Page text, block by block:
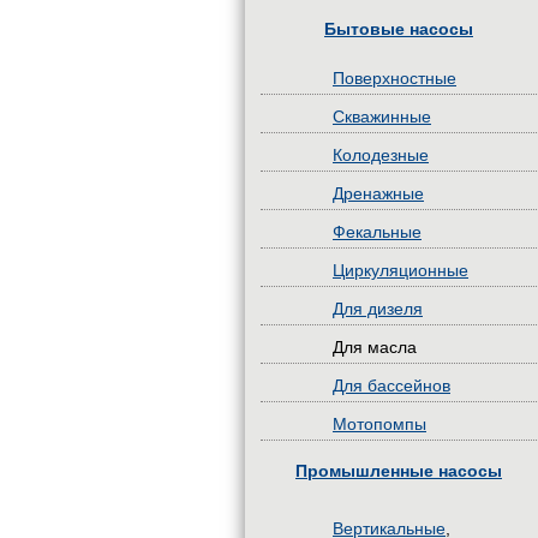
Бытовые насосы
Поверхностные
Скважинные
Колодезные
Дренажные
Фекальные
Циркуляционные
Для дизеля
Для масла
Для бассейнов
Мотопомпы
Промышленные насосы
Вертикальные